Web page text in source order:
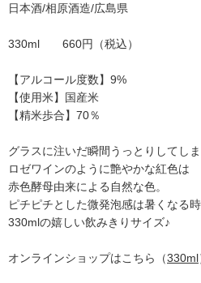
日本酒/相原酒造/広島県
330ml 660円（税込）
【アルコール度数】9%
【使用米】国産米
【精米歩合】70％
グラスに注いだ瞬間うっとりしてしま
ロゼワインのように艶やかな紅色は
赤色酵母由来による自然な色。
ピチピチとした微発泡感は暑くなる
330mlの嬉しい飲みきりサイズ♪
オンラインショップはこちら（330ml